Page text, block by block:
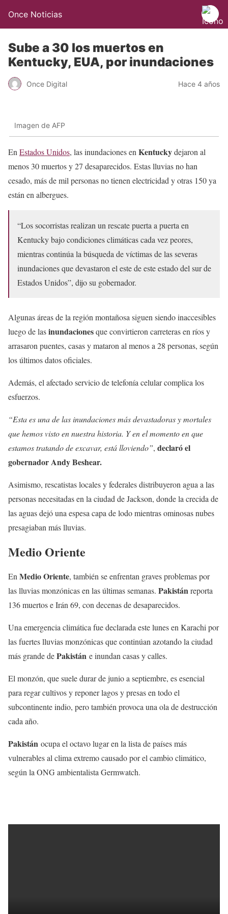
Once Noticias
Sube a 30 los muertos en
Kentucky, EUA, por inundaciones
Once Digital Hace 4 años
Imagen de AFP
En Estados Unidos, las inundaciones en Kentuckydejaron al
menos 30 muertos y 27 desaparecidos. Estas lluvias no han
cesado, más de mil personas no tienen electricidad y otras 150 ya
están en albergues.
“Los socorristas realizan un rescate puerta a puerta en
Kentucky bajo condiciones climáticas cada vez peores,
mientras continúa la búsqueda de víctimas de las severas
inundaciones que devastaron el este de este estado del sur de
Estados Unidos”, dijo su gobernador.
Algunas áreas de la región montañosa siguen siendo inaccesibles
luego de lasinundacionesque convirtieron carreteras en ríos y
arrasaron puentes, casas y mataron al menos a 28 personas, según
los últimos datos oficiales.
Además, el afectado servicio de telefonía celular complica los
esfuerzos.
“Esta es una de las inundaciones más devastadoras y mortales
que hemos visto en nuestra historia. Y en el momento en que
estamos tratando de excavar, está lloviendo”, declaró el
gobernador Andy Beshear.
Asimismo, rescatistas locales y federales distribuyeron agua a las
personas necesitadas en la ciudad de Jackson, donde la crecida de
las aguas dejó una espesa capa de lodo mientras ominosas nubes
presagiaban más lluvias.
Medio Oriente
En Medio Oriente, también se enfrentan graves problemas por
las lluvias monzónicas en las últimas semanas. Pakistán reporta
136 muertos e Irán 69, con decenas de desaparecidos.
Una emergencia climática fue declarada este lunes en Karachi por
las fuertes lluvias monzónicas que continúan azotando la ciudad
más grande dePakistán e inundan casas y calles.
El monzón, que suele durar de junio a septiembre, es esencial
para regar cultivos y reponer lagos y presas en todo el
subcontinente indio, pero también provoca una ola de destrucción
cada año.
Pakistán ocupa el octavo lugar en la lista de países más
vulnerables al clima extremo causado por el cambio climático,
según la ONG ambientalista Germwatch.